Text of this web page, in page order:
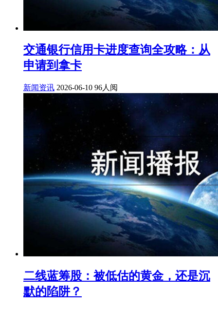
交通银行信用卡进度查询全攻略：从
申请到拿卡
新闻资讯 2026-06-10 96人阅
二线蓝筹股：被低估的黄金，还是沉
默的陷阱？